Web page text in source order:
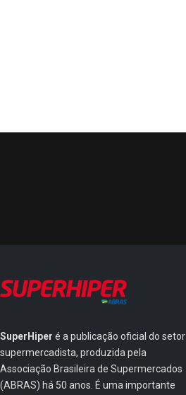
SuperHiper é a publicação oficial do setor
supermercadista, produzida pela
Associação Brasileira de Supermercados
(ABRAS) há 50 anos. É uma importante